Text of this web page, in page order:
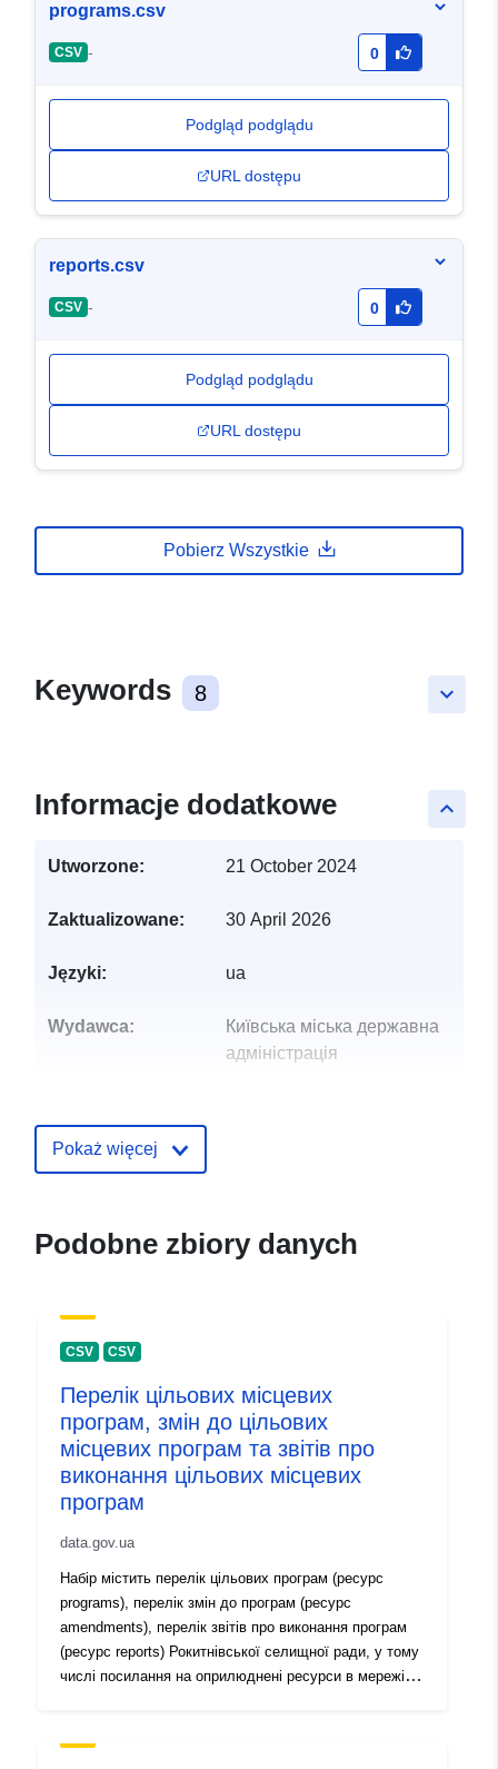
programs.csv
CSV - 0
Podgląd podglądu
URL dostępu
reports.csv
CSV - 0
Podgląd podglądu
URL dostępu
Pobierz Wszystkie
keyboard_arrow_down
Keywords 8
keyboard_arrow_up
Informacje dodatkowe
Utworzone: 21 October 2024
Zaktualizowane: 30 April 2026
Języki: ua
Wydawca:
Київська міська державна
адміністрація
kontaktowy:
Zapis katalogu: Dodany do data.europa.eu:
Identyfikatory:
b24a28b2-5dfd-473f-b1cb-
31761ecd1355
uriRef:
http://data.europa.eu/88u/dataset/
Informacje o
wersji:
Pokaż więcej
Podobne zbiory danych
CSV CSV
Перелік цільових місцевих
програм, змін до цільових
місцевих програм та звітів про
виконання цільових місцевих
програм
data.gov.ua
Набір містить перелік цільових програм (ресурс
programs), перелік змін до програм (ресурс
amendments), перелік звітів про виконання програм
(ресурс reports) Рокитнівської селищної ради, у тому
числі посилання на оприлюднені ресурси в мережі